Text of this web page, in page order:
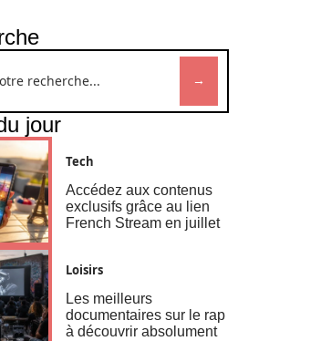
jour
Tech
Accédez aux contenus
exclusifs grâce au lien
French Stream en juillet
Loisirs
Les meilleurs
documentaires sur le rap
à découvrir absolument